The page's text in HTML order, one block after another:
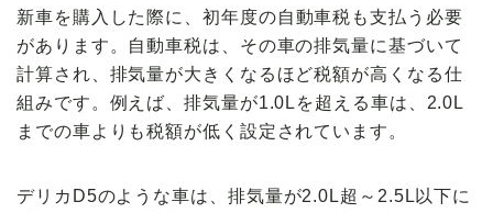
新車を購入した際に、 初年度の自動車税 も支払う必要
があります。自動車税は、その車の排気量に基づいて
計算され、排気量が大きくなるほど税額が高くなる仕
組みです。例えば、排気量が1.0Lを超える車は、2.0L
までの車よりも税額が低く設定されています。
デリカD5のような車は、 排気量が2.0L超～2.5L以下に